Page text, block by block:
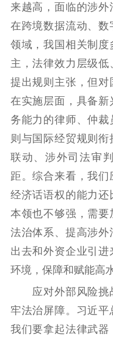
来越高，面临的涉外
在跨境数据流动、
领域，我国相关制
主，法律效力层级
提出规则主张，但对
在实施层面，具备新
务能力的律师、仲
则与国际经贸规则
联动、涉外司法审
距。综合来看，我
经济话语权的能力
本领也不够强，需
法治体系、提高涉
出去和外资企业引
环境，保障和赋能高
应对外部风险挑
牢法治屏障。习近平
我们要拿起法律武